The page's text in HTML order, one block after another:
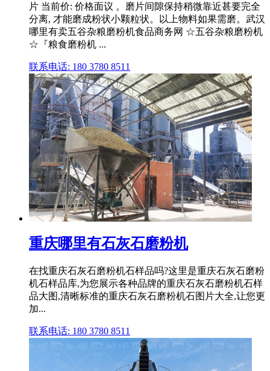
片 当前价: 价格面议 。磨片间隙保持稍微靠近甚要完全
分离, 才能磨成粉状小颗粒状。以上物料如果需磨。武汉
哪里有卖五谷杂粮磨粉机食品商务网 ☆五谷杂粮磨粉机
☆『粮食磨粉机 ...
联系电话: 180 3780 8511
重庆哪里有石灰石磨粉机
在找重庆石灰石磨粉机石样品吗?这里是重庆石灰石磨粉
机石样品库,为您展示各种品牌的重庆石灰石磨粉机石样
品大图,清晰标准的重庆石灰石磨粉机石图片大全,让您更
加...
联系电话: 180 3780 8511